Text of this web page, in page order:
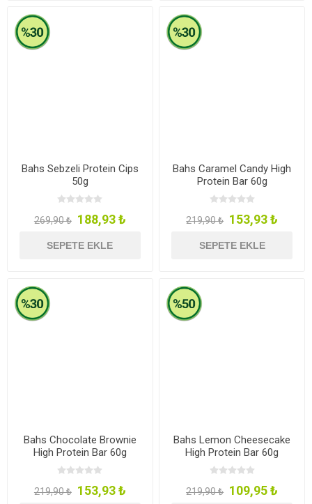
Bahs Sebzeli Protein Cips
50g
269,90 ₺ 188,93 ₺
SEPETE EKLE
Bahs Caramel Candy High
Protein Bar 60g
219,90 ₺ 153,93 ₺
SEPETE EKLE
Bahs Chocolate Brownie
High Protein Bar 60g
219,90 ₺ 153,93 ₺
Bahs Lemon Cheesecake
High Protein Bar 60g
219,90 ₺ 109,95 ₺